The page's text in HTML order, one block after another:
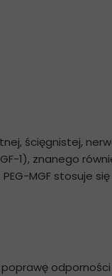
ścięgnistej,
znanego
MGF stosuje